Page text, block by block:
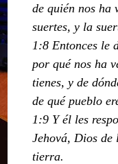
de quién nos ha
suertes, y la
1:8 Entonces le
por qué nos ha
tienes, y de
de qué pueblo
1:9 Y él les
Jehová, Dios
tierra.